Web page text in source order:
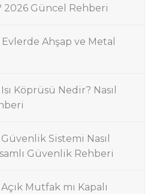
2026 Güncel Rehberi
Ahşap ve Metal
Köprüsü Nedir? Nasıl
Sistemi Nasıl
Güvenlik Rehberi
Mutfak mı Kapalı